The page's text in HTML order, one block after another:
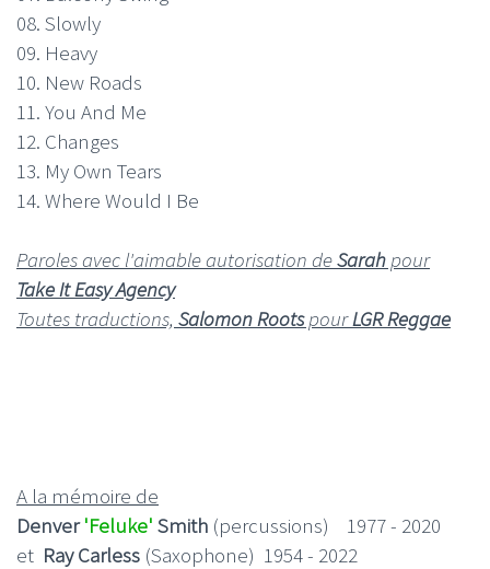
08. Slowly
09. Heavy
10. New Roads
11. You And Me
12. Changes
13. My Own Tears
14. Where Would I Be
Paroles avec l'aimable autorisation deSarahpour
Take It Easy Agency
Toutes traductions, Salomon RootspourLGR Reggae
A la mémoire de
Denver'Feluke' Smith (percussions) 1977 - 2020
et Ray Carless (Saxophone) 1954 - 2022